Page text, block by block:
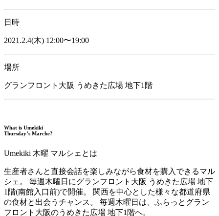
日時
2021.2.4(木) 12:00〜19:00
場所
グランフロント大阪 うめきた広場 地下1階
What is Umekiki
Thursday’s Marche?
Umekiki 木曜 マルシェとは
生産者さんと直接会話を楽しみながら食材を購入できるマル
シェ。 毎週木曜日にグランフロント大阪 うめきた広場 地下
1階(南館入口前)で開催。 関西を中心とした様々な都道府県
の食材と出会うチャンス。 毎週木曜日は、ふらっとグラン
フロント大阪のうめきた広場 地下1階へ。